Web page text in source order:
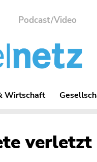
Podcast/Video
Wirtschaft